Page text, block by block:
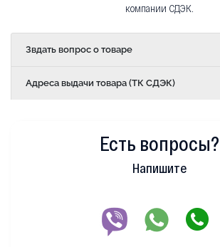
компании СДЭК.
Звдать вопрос о товаре
Адреса выдачи товара (ТК СДЭК)
Есть вопросы?
Напишите